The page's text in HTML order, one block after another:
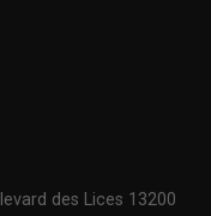
des Lices 13200